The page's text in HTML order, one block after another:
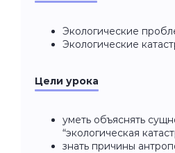
Экологические
Экологические
Цели урока
уметь объяснять
“экологическая
знать причины